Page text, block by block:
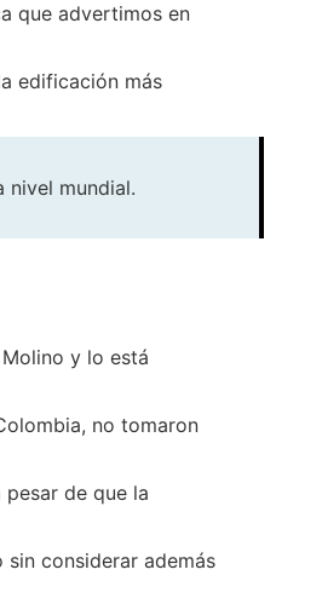
que advertimos en
edificación más
mundial.
y lo está
no tomaron
de que la
considerar además